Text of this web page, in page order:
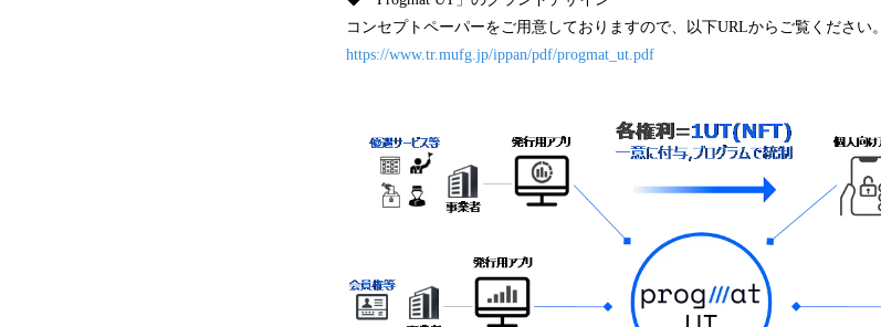
コンセプトペーパーをご用意しておりますので、以下URLからご覧ください。
https://www.tr.mufg.jp/ippan/pdf/progmat_ut.pdf